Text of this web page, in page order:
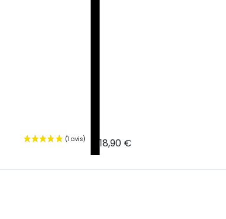
18,90 €